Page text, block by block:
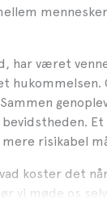
har været
hukommelsen.
Et
risikabel
koster det
vi møde os selv